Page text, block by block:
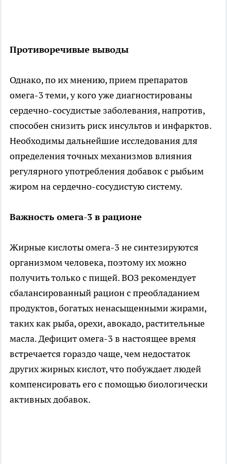
Противоречивые выводы
Однако, по их мнению, прием препаратов
омега-3 теми, у кого уже диагностированы
сердечно-сосудистые заболевания, напротив,
способен снизить риск инсультов и инфарктов.
Необходимы дальнейшие исследования для
определения точных механизмов влияния
регулярного употребления добавок с рыбьим
жиром на сердечно-сосудистую систему.
Важность омега-3 в рационе
Жирные кислоты омега-3 не синтезируются
организмом человека, поэтому их можно
получить только с пищей. ВОЗ рекомендует
сбалансированный рацион с преобладанием
продуктов, богатых ненасыщенными жирами,
таких как рыба, орехи, авокадо, растительные
масла. Дефицит омега-3 в настоящее время
встречается гораздо чаще, чем недостаток
других жирных кислот, что побуждает людей
компенсировать его с помощью биологически
активных добавок.